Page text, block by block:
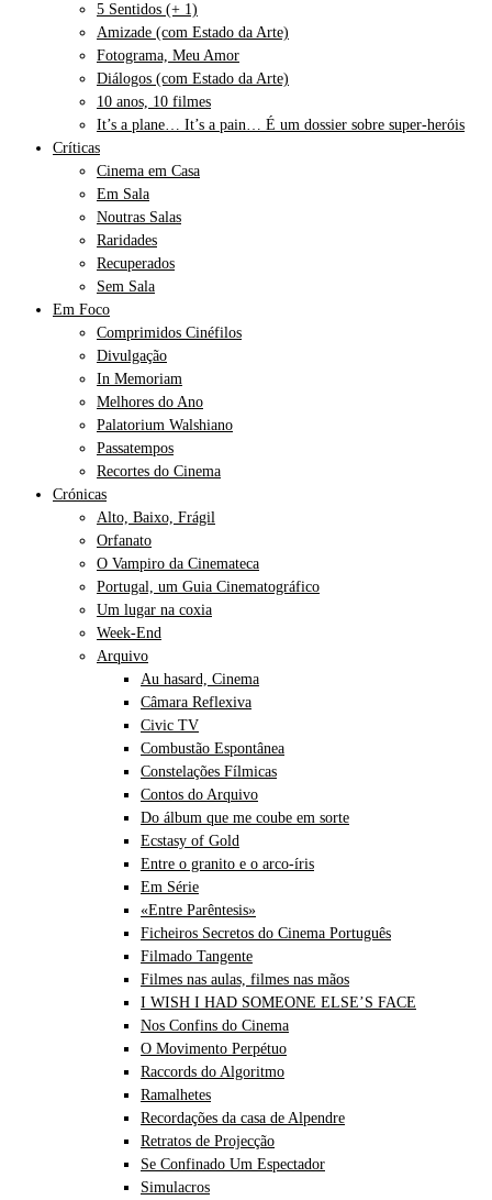
5 Sentidos (+ 1)
Amizade (com Estado da Arte)
Fotograma, Meu Amor
Diálogos (com Estado da Arte)
10 anos, 10 filmes
It’s a plane… It’s a pain… É um dossier sobre super-heróis
Críticas
Cinema em Casa
Em Sala
Noutras Salas
Raridades
Recuperados
Sem Sala
Em Foco
Comprimidos Cinéfilos
Divulgação
In Memoriam
Melhores do Ano
Palatorium Walshiano
Passatempos
Recortes do Cinema
Crónicas
Alto, Baixo, Frágil
Orfanato
O Vampiro da Cinemateca
Portugal, um Guia Cinematográfico
Um lugar na coxia
Week-End
Arquivo
Au hasard, Cinema
Câmara Reflexiva
Civic TV
Combustão Espontânea
Constelações Fílmicas
Contos do Arquivo
Do álbum que me coube em sorte
Ecstasy of Gold
Entre o granito e o arco-íris
Em Série
«Entre Parêntesis»
Ficheiros Secretos do Cinema Português
Filmado Tangente
Filmes nas aulas, filmes nas mãos
I WISH I HAD SOMEONE ELSE’S FACE
Nos Confins do Cinema
O Movimento Perpétuo
Raccords do Algoritmo
Ramalhetes
Recordações da casa de Alpendre
Retratos de Projecção
Se Confinado Um Espectador
Simulacros